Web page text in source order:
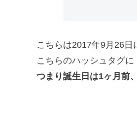
こちらは2017年9月26日
こちらのハッシュタグに
つまり誕生日は1ヶ月前